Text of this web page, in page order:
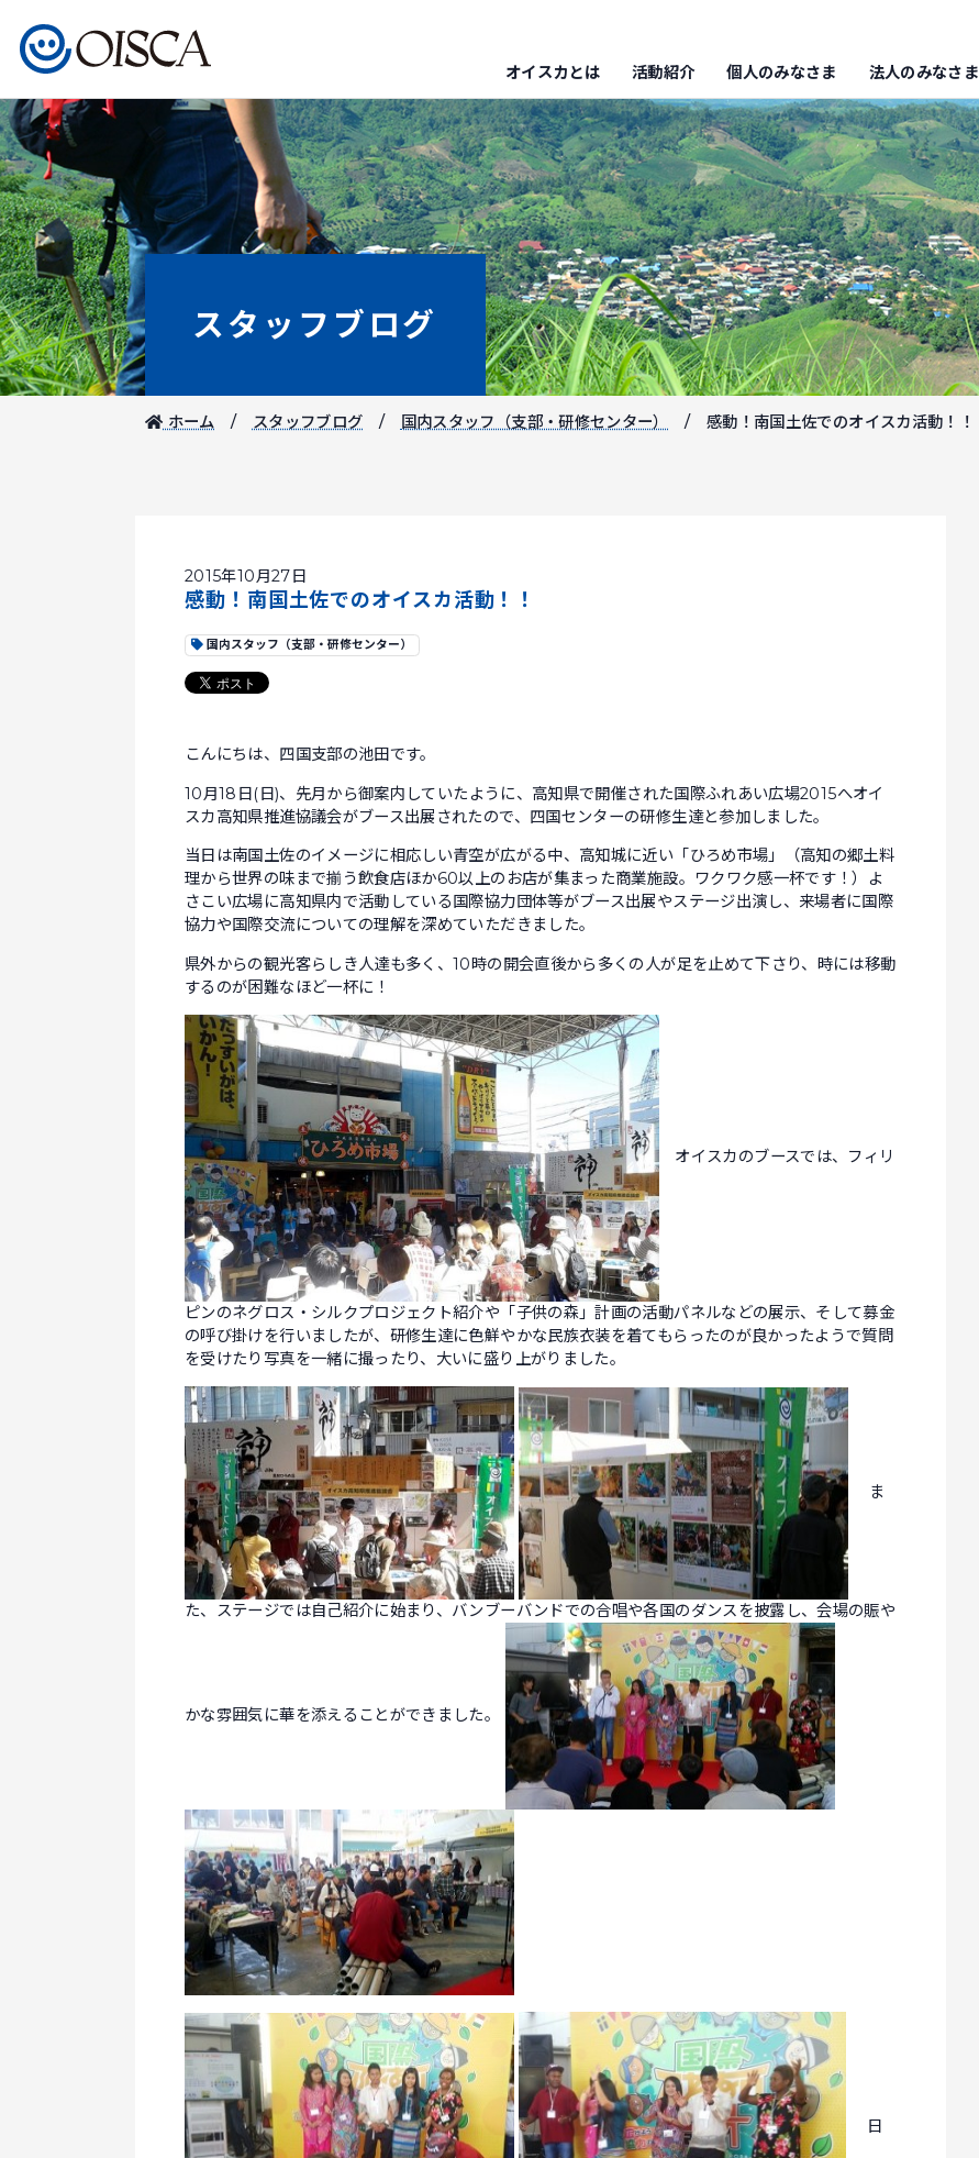
オイスカとは 活動紹介 個人のみなさま 法人のみなさま
スタッフブログ
ホーム スタッフブログ 国内スタッフ（支部・研修センター） 感動！南国土佐でのオイスカ活動！！
2015年10月27日
感動！南国土佐でのオイスカ活動！！
国内スタッフ（支部・研修センター）
こんにちは、四国支部の池田です。
10月18日(日)、先月から御案内していたように、高知県で開催された国際ふれあい広場2015へオイ
スカ高知県推進協議会がブース出展されたので、四国センターの研修生達と参加しました。
当日は南国土佐のイメージに相応しい青空が広がる中、高知城に近い「ひろめ市場」（高知の郷土料
理から世界の味まで揃う飲食店ほか60以上のお店が集まった商業施設。ワクワク感一杯です！）よ
さこい広場に高知県内で活動している国際協力団体等がブース出展やステージ出演し、来場者に国際
協力や国際交流についての理解を深めていただきました。
県外からの観光客らしき人達も多く、10時の開会直後から多くの人が足を止めて下さり、時には移動
するのが困難なほど一杯に！
オイスカのブースでは、フィリ
ピンのネグロス・シルクプロジェクト紹介や「子供の森」計画の活動パネルなどの展示、そして募金
の呼び掛けを行いましたが、研修生達に色鮮やかな民族衣装を着てもらったのが良かったようで質問
を受けたり写真を一緒に撮ったり、大いに盛り上がりました。
ま
た、ステージでは自己紹介に始まり、バンブーバンドでの合唱や各国のダンスを披露し、会場の賑や
かな雰囲気に華を添えることができました。
日